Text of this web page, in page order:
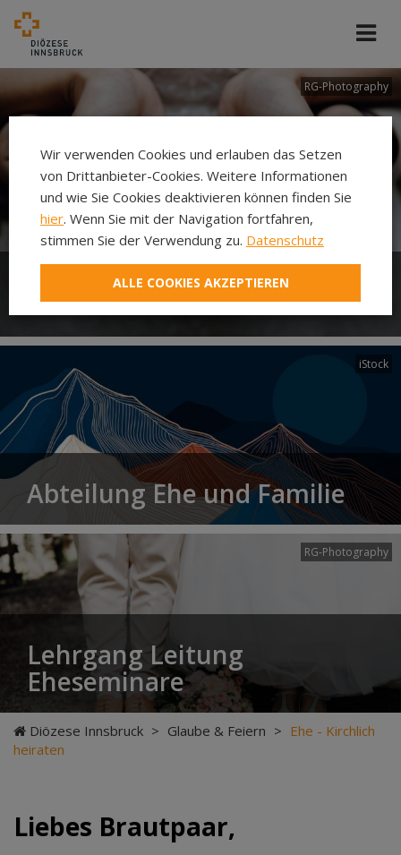
RG-Photography
EHE
iStock
Abteilung Ehe und Familie
RG-Photography
Lehrgang Leitung
Eheseminare
Diözese Innsbruck > Glaube & Feiern > Ehe - Kirchlich
heiraten
Liebes Brautpaar,
Wir verwenden Cookies und erlauben das Setzen
von Drittanbieter-Cookies. Weitere Informationen
und wie Sie Cookies deaktivieren können finden Sie
hier. Wenn Sie mit der Navigation fortfahren,
stimmen Sie der Verwendung zu. Datenschutz
ALLE COOKIES AKZEPTIEREN